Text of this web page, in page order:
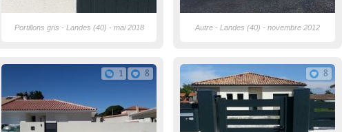
Portillons gris - Landes (40) - mai 2018 Autre - Landes (40) - novembre 2012
1 8 8